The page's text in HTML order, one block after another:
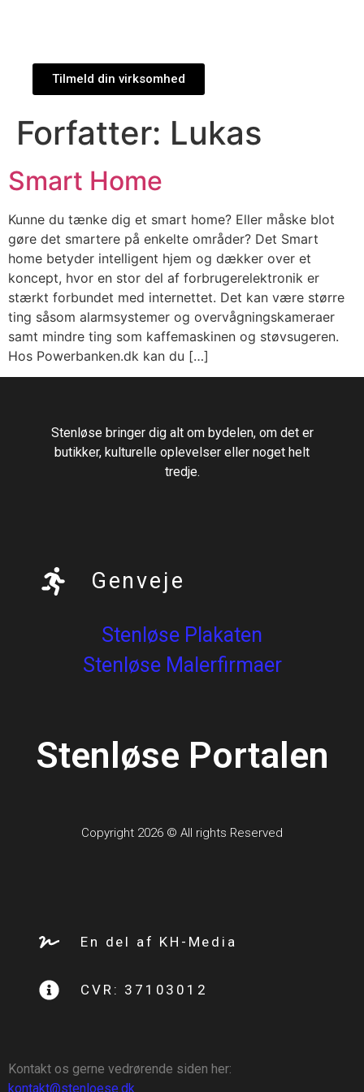
Tilmeld din virksomhed
Forfatter: Lukas
Smart Home
Kunne du tænke dig et smart home? Eller måske blot
gøre det smartere på enkelte områder? Det Smart
home betyder intelligent hjem og dækker over et
koncept, hvor en stor del af forbrugerelektronik er
stærkt forbundet med internettet. Det kan være større
ting såsom alarmsystemer og overvågningskameraer
samt mindre ting som kaffemaskinen og støvsugeren.
Hos Powerbanken.dk kan du […]
Stenløse bringer dig alt om bydelen, om det er
butikker, kulturelle oplevelser eller noget helt
tredje.
Genveje
Stenløse Plakaten
Stenløse Malerfirmaer
Stenløse Portalen
Copyright 2026 © All rights Reserved
En del af KH-Media
CVR: 37103012
Kontakt os gerne vedrørende siden her:
kontakt@stenloese.dk